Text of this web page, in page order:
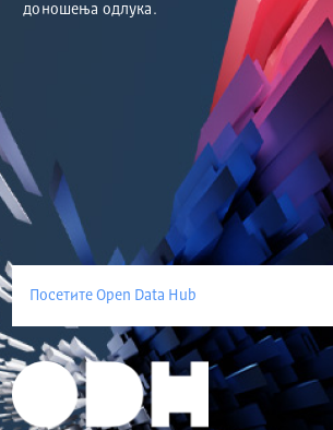
доношења одлука.
Посетите Open Data Hub